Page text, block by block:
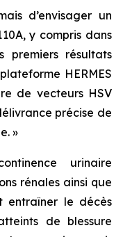
d’envisager un
y compris dans
premiers résultats
HERMES
de vecteurs HSV
précise de
»
urinaire
rénales ainsi que
entraîner le décès
de blessure